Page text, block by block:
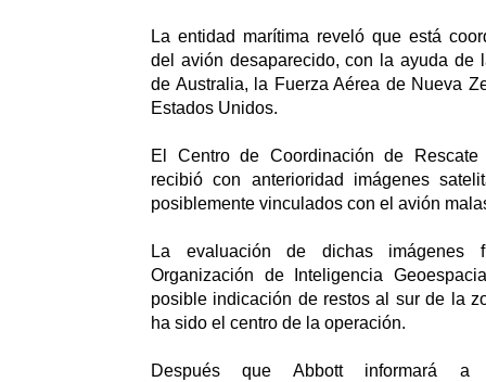
La entidad marítima reveló que está
del avión desaparecido, con la ayuda de
de Australia, la Fuerza Aérea de Nueva
Estados Unidos.
El Centro de Coordinación de
recibió con anterioridad imágenes
posiblemente vinculados con el avión
La evaluación de dichas imágenes
Organización de Inteligencia
posible indicación de restos al sur de la
ha sido el centro de la operación.
Después que Abbott informará